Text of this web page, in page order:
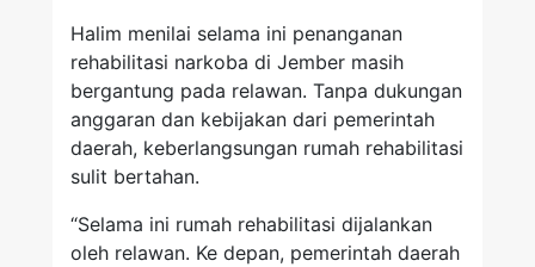
Halim menilai selama ini penanganan
rehabilitasi narkoba di Jember masih
bergantung pada relawan. Tanpa dukungan
anggaran dan kebijakan dari pemerintah
daerah, keberlangsungan rumah rehabilitasi
sulit bertahan.
“Selama ini rumah rehabilitasi dijalankan
oleh relawan. Ke depan, pemerintah daerah